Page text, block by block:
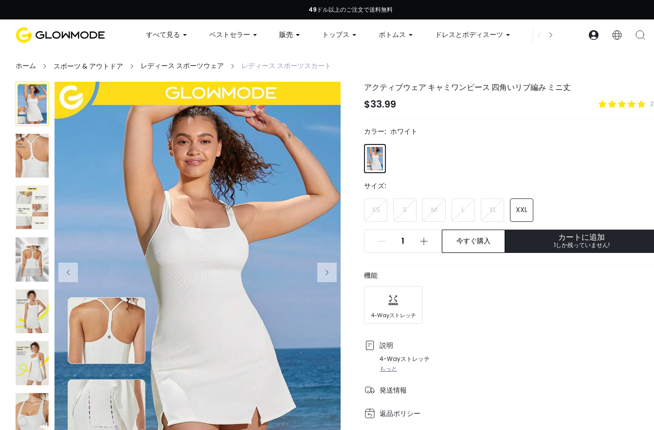
初回注文：全商品10%オフ、79ドル以上で12%オフ、99ドル以上で15%オフ | コード：GLOWNEW
49ドル以上のご注文で送料無料
すべて見る ベストセラー 販売 トップス ボトムス ドレスとボディスーツ アクセサリー コレクション
ホーム スポーツ & アウトドア レディース スポーツウェア レディース スポーツスカート
アクティブウェア キャミワンピース 四角いリブ編み ミニ丈
$33.99
カラー: ホワイト
サイズ:
XS S M L XL XXL
今すぐ購入 カートに追加
1しか残っていません!
機能
4-Wayストレッチ
説明
4-Wayストレッチ
もっと
発送情報
返品ポリシー